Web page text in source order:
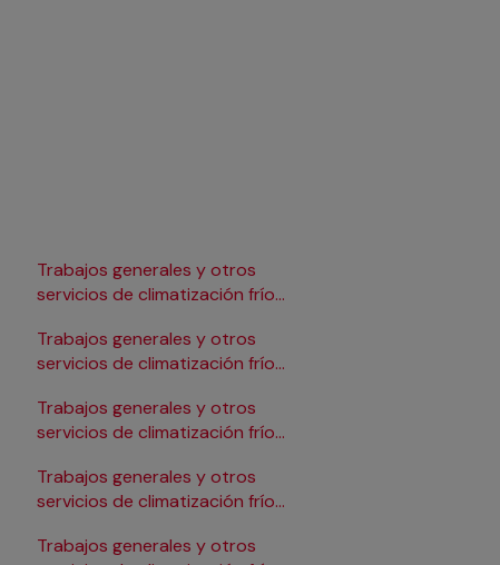
Trabajos generales y otros
servicios de climatización frío
Trabajos generales y otros
servicios de climatización frío
Trabajos generales y otros
servicios de climatización frío
Trabajos generales y otros
servicios de climatización frío
Trabajos generales y otros